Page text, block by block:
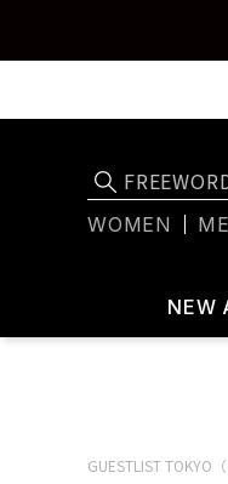
WOMEN
NEW
GUESTLIST TOKYO